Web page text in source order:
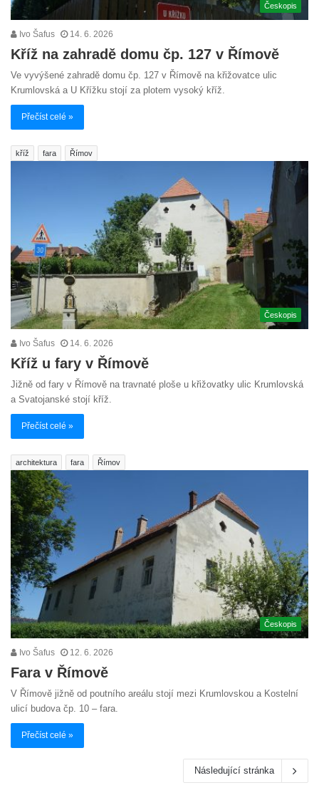
Českopis
Ivo Šafus 14. 6. 2026
Kříž na zahradě domu čp. 127 v Římově
Ve vyvýšené zahradě domu čp. 127 v Římově na křižovatce ulic
Krumlovská a U Křížku stojí za plotem vysoký kříž.
Přečíst celé »
kříž fara Římov
Českopis
Ivo Šafus 14. 6. 2026
Kříž u fary v Římově
Jižně od fary v Římově na travnaté ploše u křižovatky ulic Krumlovská
a Svatojanské stojí kříž.
Přečíst celé »
architektura fara Římov
Českopis
Ivo Šafus 12. 6. 2026
Fara v Římově
V Římově jižně od poutního areálu stojí mezi Krumlovskou a Kostelní
ulicí budova čp. 10 – fara.
Přečíst celé »
Následující stránka